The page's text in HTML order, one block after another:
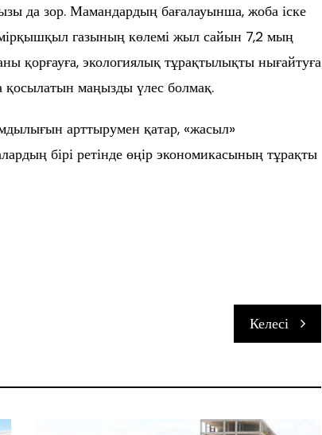
да зор. Мамандардың бағалауынша, жоба іске
газының көлемі жыл сайын 7,2 мың
қорғауға, экологиялық тұрақтылықты нығайтуға
қосылатын маңызды үлес болмақ.
арттырумен қатар, «жасыл»
бірі ретінде өңір экономикасының тұрақты
Келесі